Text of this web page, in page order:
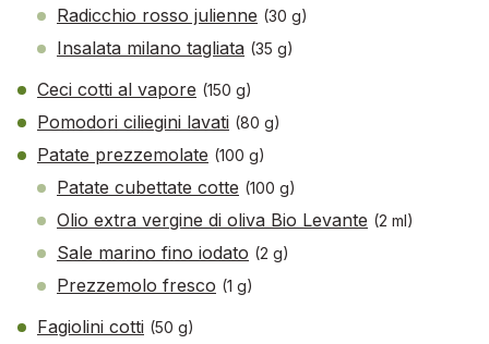
Radicchio rosso julienne (30 g)
Insalata milano tagliata (35 g)
Ceci cotti al vapore (150 g)
Pomodori ciliegini lavati (80 g)
Patate prezzemolate (100 g)
Patate cubettate cotte (100 g)
Olio extra vergine di oliva Bio Levante (2 ml)
Sale marino fino iodato (2 g)
Prezzemolo fresco (1 g)
Fagiolini cotti (50 g)